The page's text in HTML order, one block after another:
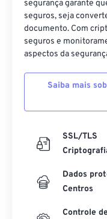
segurança garante
seguros, seja
documento. Com
seguros e
aspectos da
Saiba mais
SSL/TLS
Dados
Centros
Controle